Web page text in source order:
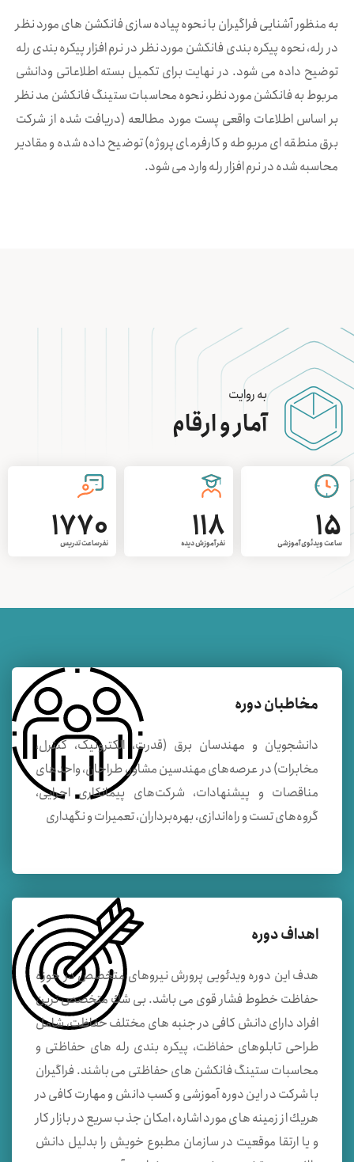
به منظور آشنایی فراگیران با نحوه پیاده سازی فانكشن های مورد نظر
در رله، نحوه پیكره بندی فانكشن مورد نظر در نرم افزار پیكره بندی رله
توضیح داده می شود. در نهایت برای تكمیل بسته اطلاعاتی ودانشی
مربوط به فانكشن مورد نظر، نحوه محاسبات ستینگ فانكشن مد نظر
بر اساس اطلاعات واقعی پست مورد مطالعه (دریافت شده از شركت
برق منطقه ای مربوطه و كارفرمای پروژه) توضیح داده شده و مقادیر
محاسبه شده در نرم افزار رله وارد می شود.
به روایت
آمار و ارقام
15
ساعت ویدئوی آموزشی 118
نفر آموزش دیده 1770
نفرساعت تدریس
مخاطبان دوره
دانشجویان و مهندسان برق (قدرت، الکترونیک، کنترل،
مخابرات) در عرصه‌های مهندسين مشاور، طراحان، واحدهای
مناقصات و پيشنهادات، شركت‌های پيمانكاری اجرايی،
گروه‌های تست و راه‌اندازی، بهره‌برداران، تعميرات و نگهداری
اهداف دوره
هدف این دوره ویدئویی پرورش نیروهای متخصص در حوزه
حفاظت خطوط فشار قوی می باشد. بی شك متخصص ترین
افراد دارای دانش كافی در جنبه های مختلف حفاظت، شامل
طراحی تابلوهای حفاظت، پیكره بندی رله های حفاظتی و
محاسبات ستینگ فانكشن های حفاظتی می باشند. فراگیران
با شركت در این دوره آموزشی و كسب دانش و مهارت كافی در
هریك از زمینه های مورد اشاره، امكان جذب سریع در بازار كار
و یا ارتقا موقعیت در سازمان مطبوع خویش را بدلیل دانش